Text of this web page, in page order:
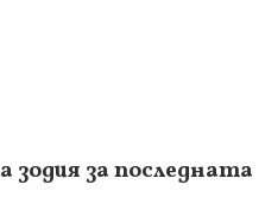
зодия за последната